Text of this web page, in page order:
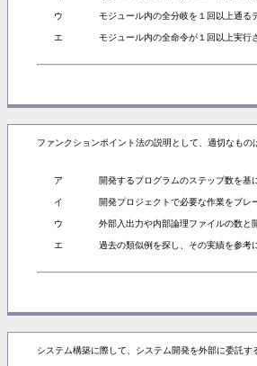
ウ モジュール内の全分岐を１回以上通る
エ モジュール内の全命令が１回以上実行
ファンクションポイント法の説明として、適切なも
ア 開発するプログラムのステップ数を基
イ 開発プロジェクトで必要な作業をブ
ウ 外部入出力や内部論理ファイルの数と
エ 過去の類似例を探し、その実績を参考
システム構築に際して、システム開発を外部に委託